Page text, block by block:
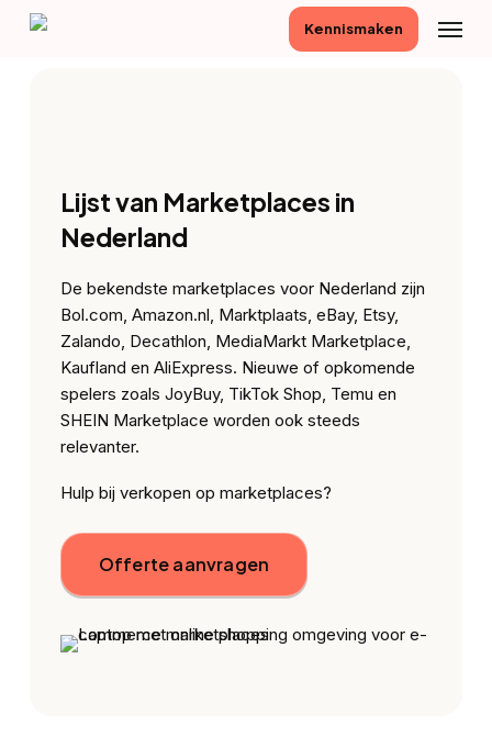
Skip
Kennismaken
Lijst van Marketplaces in
Nederland
De bekendste marketplaces voor Nederland zijn
Bol.com, Amazon.nl, Marktplaats, eBay, Etsy,
Zalando, Decathlon, MediaMarkt Marketplace,
Kaufland en AliExpress. Nieuwe of opkomende
spelers zoals JoyBuy, TikTok Shop, Temu en
SHEIN Marketplace worden ook steeds
relevanter.
Hulp bij verkopen op marketplaces?
Offerte aanvragen